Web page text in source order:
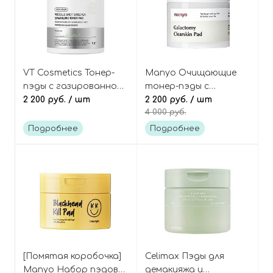
VT Cosmetics Тонер-
пэды с газированной
водой и микроиглами
Shot Synergy Sparkling
2 200 руб. / шт
Подробнее
Manyo Очищающие
тонер-пэды с
галактомисисом и
кислотами, Galactomy
Clearskin Pad
2 200 руб. / шт
4 000 руб.
Подробнее
[Помятая коробочка]
Manyo Набор пэдов
Celimax Пэды для
демакияжа и